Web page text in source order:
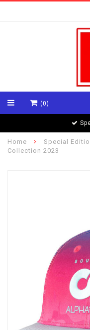
(0)
Home
Special
Collection 2023